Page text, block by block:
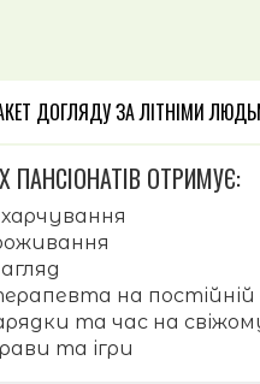
ДОГЛЯДУ ЗА ЛІТНІМИ
ПАНСІОНАТІВ ОТРИМУЄ:
на постійній
та час на
та ігри